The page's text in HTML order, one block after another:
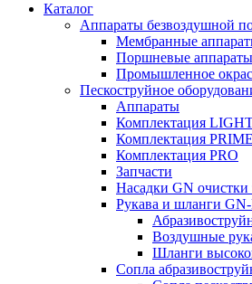
Каталог
Аппараты безвоздушной
Мембранные
Поршневые аппараты
Промышленное
Пескоструйное
Аппараты
Комплектация
Комплектация PRIME
Комплектация PRO
Запчасти
Насадки GN очистки
Рукава и шланги
Воздушные
Шланги
Сопла